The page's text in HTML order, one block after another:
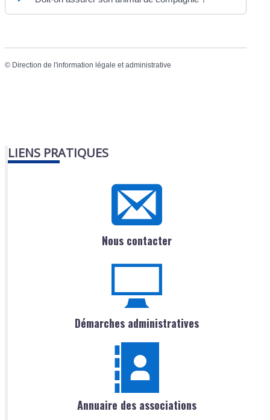
© Direction de l'information légale et administrative
LIENS PRATIQUES
Nous contacter
Démarches administratives
Annuaire des associations